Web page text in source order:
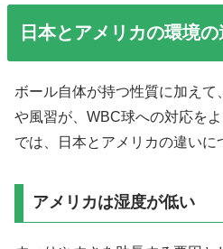
日本とアメリカの環境
ボール自体が持つ性質に加えて
や風習が、WBC球への対応を
では、日本とアメリカの違いに
アメリカは湿度が低い